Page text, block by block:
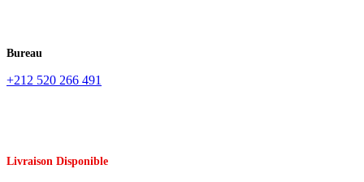
Bureau
+212 520 266 491
Livraison Disponible